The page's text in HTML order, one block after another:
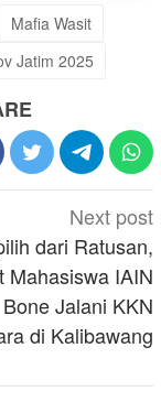
Mafia Wasit
Jatim 2025
Next post
dari Ratusan,
Mahasiswa IAIN
Bone Jalani KKN
di Kalibawang